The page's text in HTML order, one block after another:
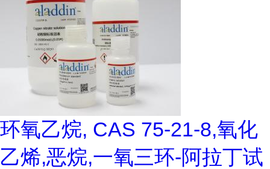
环氧乙烷, CAS 75-21-8,氧化
乙烯,恶烷,一氧三环-阿拉丁试